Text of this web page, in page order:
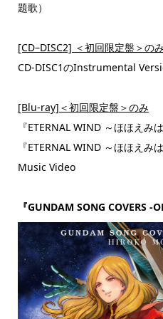
題歌）
[CD–DISC2] ＜初回限定盤＞の
CD-DISC1のInstrumental
[Blu-ray] ＜初回限定盤＞のみ
『ETERNAL WIND ～ほほえ
『ETERNAL WIND ～ほほえ
Music Video
『GUNDAM SONG COVERS -